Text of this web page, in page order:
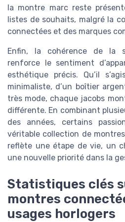
la montre marc reste
listes de souhaits, malgré la
connectées et des marques
Enfin, la cohérence de la
renforce le sentiment
esthétique précis. Qu’il
minimaliste, d’un boîtier
très mode, chaque jacobs
différente. En combinant
des années, certains
véritable collection de
reflète une étape de vie, un
une nouvelle priorité dans la
Statistiques clés
montres
usages horlogers